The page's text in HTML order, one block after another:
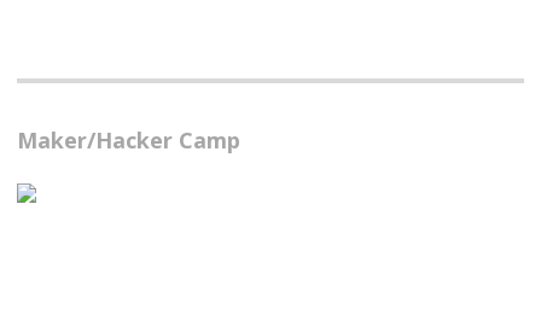
Maker/Hacker Camp